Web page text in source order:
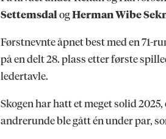
Settemsdal ogHerman Wibe
Førstnevnte åpnet best med en 71-
på en delt 28. plass etter første
ledertavle.
Skogen har hatt et meget solid
andrerunde ble gått én under par,